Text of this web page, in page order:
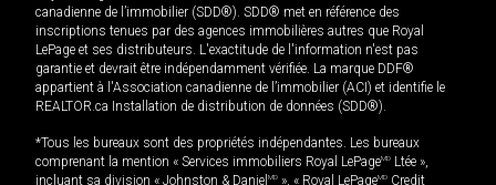
canadienne de l’immobilier (SDD®). SDD® met en référence des
inscriptions tenues par des agences immobilières autres que Royal
LePage et ses distributeurs. L'exactitude de l'information n'est pas
garantie et devrait être indépendamment vérifiée. La marque DDF®
appartient à l'Association canadienne de l’immobilier (ACI) et identifie le
REALTOR.ca Installation de distribution de données (SDD®).
*Tous les bureaux sont des propriétés indépendantes. Les bureaux
comprenant la mention « Services immobiliers Royal LePageMD Ltée »,
incluant sa division « Johnston & Daniel MD », « Royal LePageMD Credit